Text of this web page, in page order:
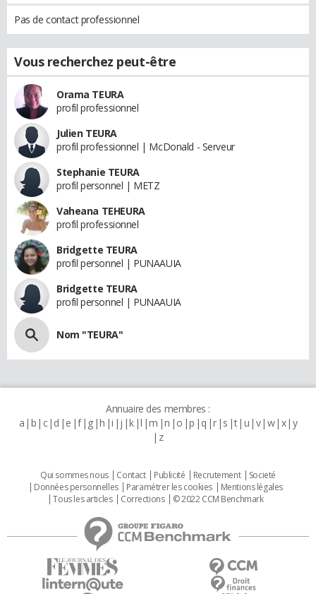
Pas de contact professionnel
Vous recherchez peut-être
Orama TEURA
profil professionnel
Julien TEURA
profil professionnel | McDonald - Serveur
Stephanie TEURA
profil personnel | METZ
Vaheana TEHEURA
profil professionnel
Bridgette TEURA
profil personnel | PUNAAUIA
Bridgette TEURA
profil personnel | PUNAAUIA
Nom "TEURA"
Annuaire des membres :
a b c d e f g h i j k l m n o p q r s t u v w x y
z
Qui sommes nous Contact Publicité Recrutement
Societé
Données personnelles
Paramétrer les cookies
Mentions légales
Tous les articles
Corrections © 2022 CCM Benchmark